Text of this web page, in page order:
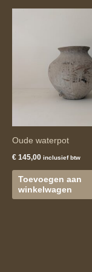
Oude waterpot
€ 145,00 inclusief btw
Toevoegen aan
winkelwagen